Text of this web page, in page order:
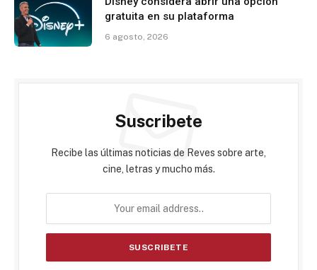
gratuita en su plataforma
6 agosto, 2026
Suscribete
Recibe las últimas noticias de Reves sobre arte,
cine, letras y mucho más.